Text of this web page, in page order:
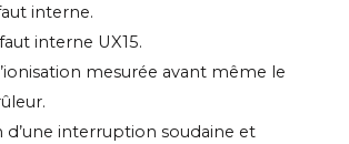
interne.
interne UX15.
mesurée avant même le
d’une interruption soudaine et